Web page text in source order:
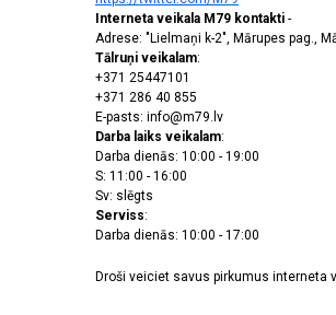
Interneta veikala M79 kontakti -
Adrese: "Lielmaņi k-2", Mārupes pag.,
Tālruņi veikalam:
+371 25447101
+371 286 40 855
E-pasts: info@m79.lv
Darba laiks veikalam:
Darba dienās: 10:00 - 19:00
S: 11:00 - 16:00
Sv: slēgts
Serviss:
Darba dienās: 10:00 - 17:00
Droši veiciet savus pirkumus